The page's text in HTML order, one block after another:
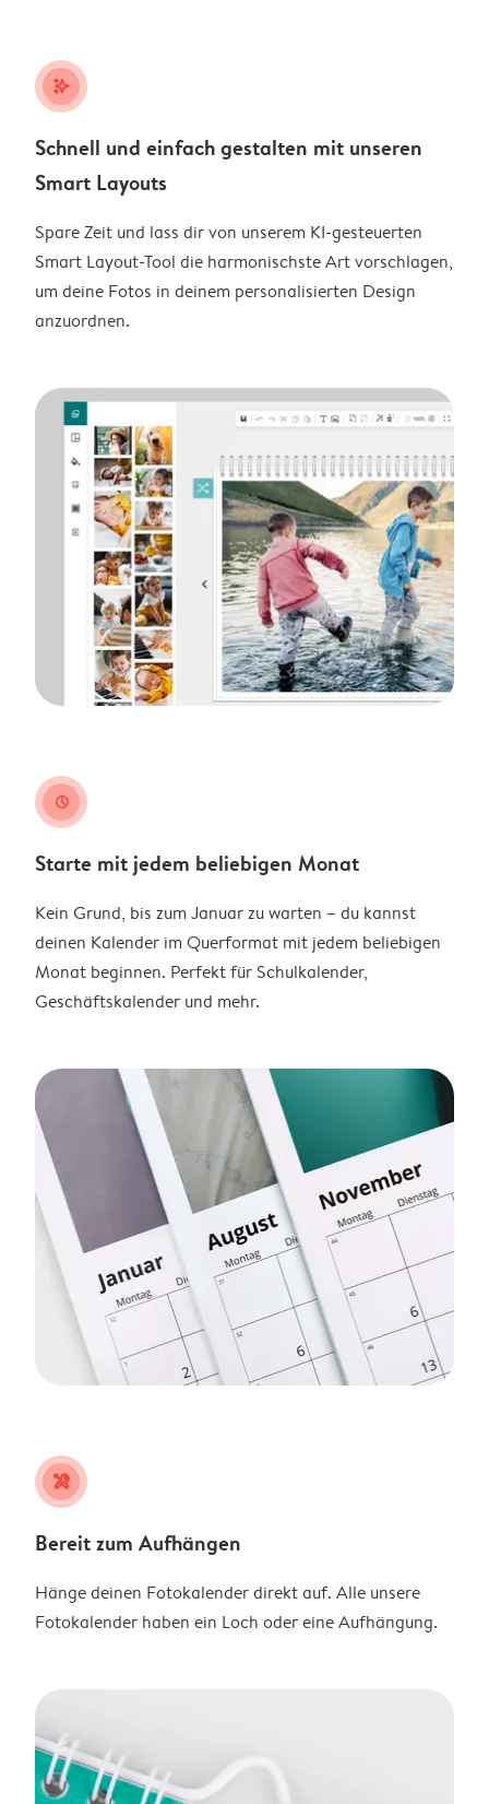
stars_plus
Schnell und einfach gestalten mit unseren
Smart Layouts
Spare Zeit und lass dir von unserem KI-gesteuerten
Smart Layout-Tool die harmonischste Art vorschlagen,
um deine Fotos in deinem personalisierten Design
anzuordnen.
clock
Starte mit jedem beliebigen Monat
Kein Grund, bis zum Januar zu warten – du kannst
deinen Kalender im Querformat mit jedem beliebigen
Monat beginnen. Perfekt für Schulkalender,
Geschäftskalender und mehr.
tools
Bereit zum Aufhängen
Hänge deinen Fotokalender direkt auf. Alle unsere
Fotokalender haben ein Loch oder eine Aufhängung.